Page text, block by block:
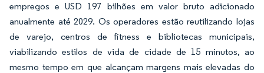
empregos e USD 197 bilhões em valor bruto adicionado
anualmente até 2029. Os operadores estão reutilizando lojas
de varejo, centros de fitness e bibliotecas municipais,
viabilizando estilos de vida de cidade de 15 minutos, ao
mesmo tempo em que alcançam margens mais elevadas do